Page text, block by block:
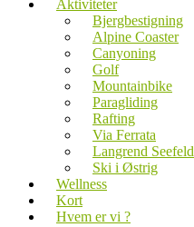
Aktiviteter
Bjergbestigning
Alpine Coaster
Canyoning
Golf
Mountainbike
Paragliding
Rafting
Via Ferrata
Langrend Seefeld
Ski i Østrig
Wellness
Kort
Hvem er vi ?